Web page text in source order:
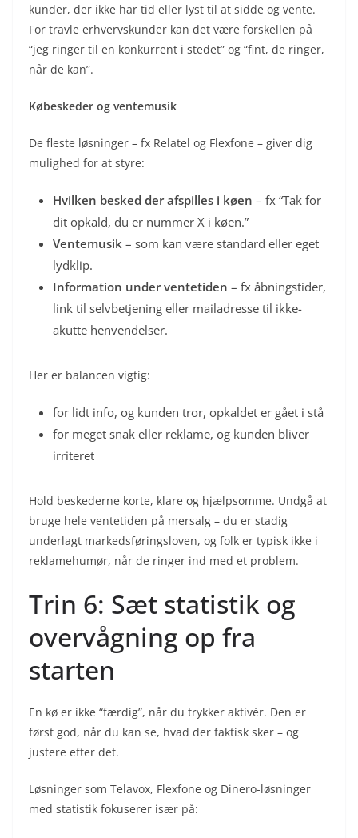
kunder, der ikke har tid eller lyst til at sidde og vente.
For travle erhvervskunder kan det være forskellen på
“jeg ringer til en konkurrent i stedet” og “fint, de ringer,
når de kan”.
Købeskeder og ventemusik
De fleste løsninger – fx Relatel og Flexfone – giver dig
mulighed for at styre:
Hvilken besked der afspilles i køen – fx “Tak for
dit opkald, du er nummer X i køen.”
Ventemusik – som kan være standard eller eget
lydklip.
Information under ventetiden – fx åbningstider,
link til selvbetjening eller mailadresse til ikke-
akutte henvendelser.
Her er balancen vigtig:
for lidt info, og kunden tror, opkaldet er gået i stå
for meget snak eller reklame, og kunden bliver
irriteret
Hold beskederne korte, klare og hjælpsomme. Undgå at
bruge hele ventetiden på mersalg – du er stadig
underlagt markedsføringsloven, og folk er typisk ikke i
reklamehumør, når de ringer ind med et problem.
Trin 6: Sæt statistik og
overvågning op fra
starten
En kø er ikke “færdig”, når du trykker aktivér. Den er
først god, når du kan se, hvad der faktisk sker – og
justere efter det.
Løsninger som Telavox, Flexfone og Dinero-løsninger
med statistik fokuserer især på: